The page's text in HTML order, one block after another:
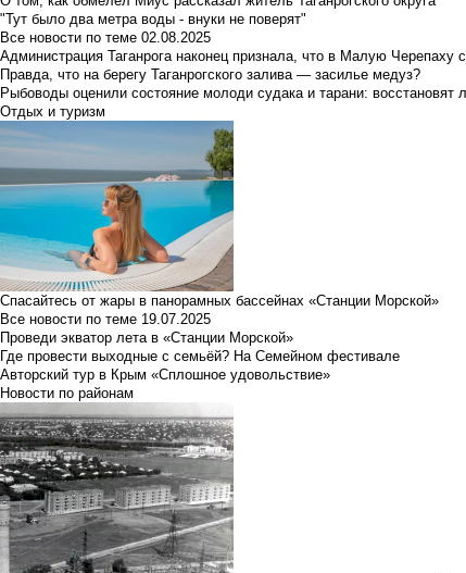
"Тут было два метра воды - внуки не поверят"
Все новости по теме 02.08.2025
Администрация Таганрога наконец признала, что в Малую Черепаху
Правда, что на берегу Таганрогского залива — засилье медуз?
Рыбоводы оценили состояние молоди судака и тарани: восстановят
Отдых и туризм
Спасайтесь от жары в панорамных бассейнах «Станции Морской»
Все новости по теме 19.07.2025
Проведи экватор лета в «Станции Морской»
Где провести выходные с семьёй? На Семейном фестивале
Авторский тур в Крым «Сплошное удовольствие»
Новости по районам